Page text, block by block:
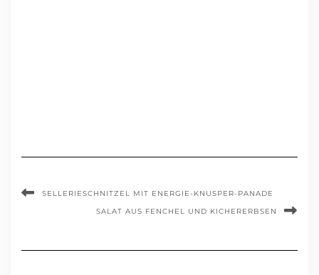
SELLERIESCHNITZEL MIT ENERGIE-KNUSPER-PANADE
SALAT AUS FENCHEL UND KICHERERBSEN